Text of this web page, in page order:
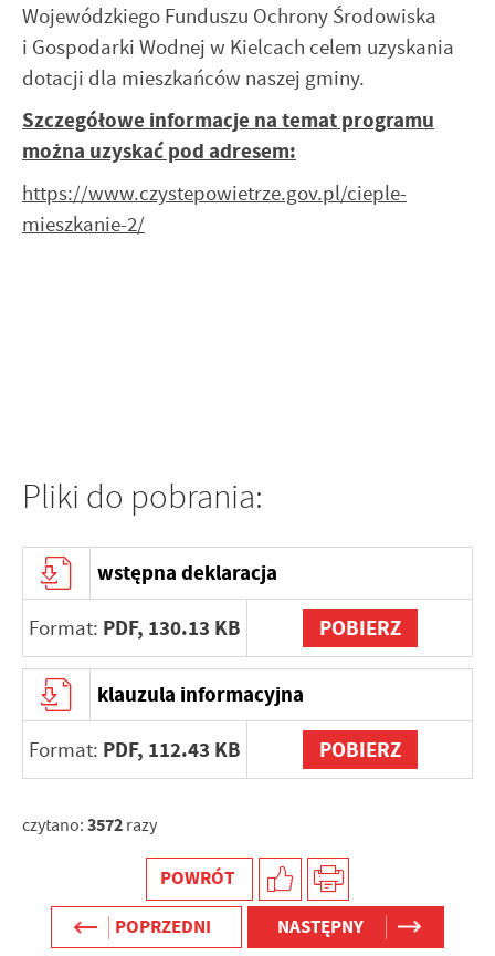
Wojewódzkiego Funduszu Ochrony Środowiska
i Gospodarki Wodnej w Kielcach celem uzyskania
dotacji dla mieszkańców naszej gminy.
Szczegółowe informacje na temat programu
można uzyskać pod adresem:
https://www.czystepowietrze.gov.pl/cieple-
mieszkanie-2/
Pliki do pobrania:
wstępna deklaracja
Format: PDF, 130.13 KB POBIERZ
klauzula informacyjna
Format: PDF, 112.43 KB POBIERZ
czytano: 3572 razy
POWRÓT
POPRZEDNI
NASTĘPNY